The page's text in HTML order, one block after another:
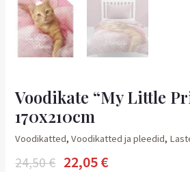
Voodikate “My Little
170x210cm
Voodikatted,Voodikatted ja pleedid,
24,50€ 22,05€